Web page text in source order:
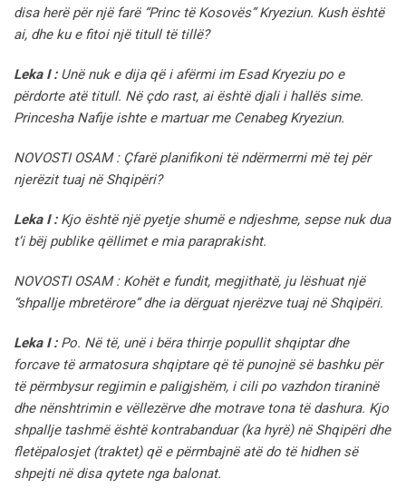
disa herë për një farë “Princ të Kosovës” Kryeziun. Kush është
ai, dhe ku e fitoi një titull të tillë?
Leka I : Unë nuk e dija që i afërmi im Esad Kryeziu po e
përdorte atë titull. Në çdo rast, ai është djali i hallës sime.
Princesha Nafije ishte e martuar me Cenabeg Kryeziun.
NOVOSTI OSAM : Çfarë planifikoni të ndërmerrni më tej për
njerëzit tuaj në Shqipëri?
Leka I : Kjo është një pyetje shumë e ndjeshme, sepse nuk dua
t’i bëj publike qëllimet e mia paraprakisht.
NOVOSTI OSAM : Kohët e fundit, megjithatë, ju lëshuat një
“shpallje mbretërore” dhe ia dërguat njerëzve tuaj në Shqipëri.
Leka I : Po. Në të, unë i bëra thirrje popullit shqiptar dhe
forcave të armatosura shqiptare që të punojnë së bashku për
të përmbysur regjimin e paligjshëm, i cili po vazhdon tiraninë
dhe nënshtrimin e vëllezërve dhe motrave tona të dashura. Kjo
shpallje tashmë është kontrabanduar (ka hyrë) në Shqipëri dhe
fletëpalosjet (traktet) që e përmbajnë atë do të hidhen së
shpejti në disa qytete nga balonat.